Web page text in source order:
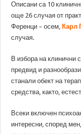
Описани са 10
още 26 случая от
Ференци – осем, Карл
случая.
В избора на клинични
предвид и
станали обект на
средства, както,
Всеки включен
интересни, според